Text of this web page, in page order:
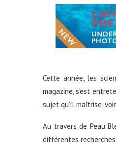
Cette année, les
magazine, s’est
sujet qu’il maîtrise,
Au travers de Peau
différentes